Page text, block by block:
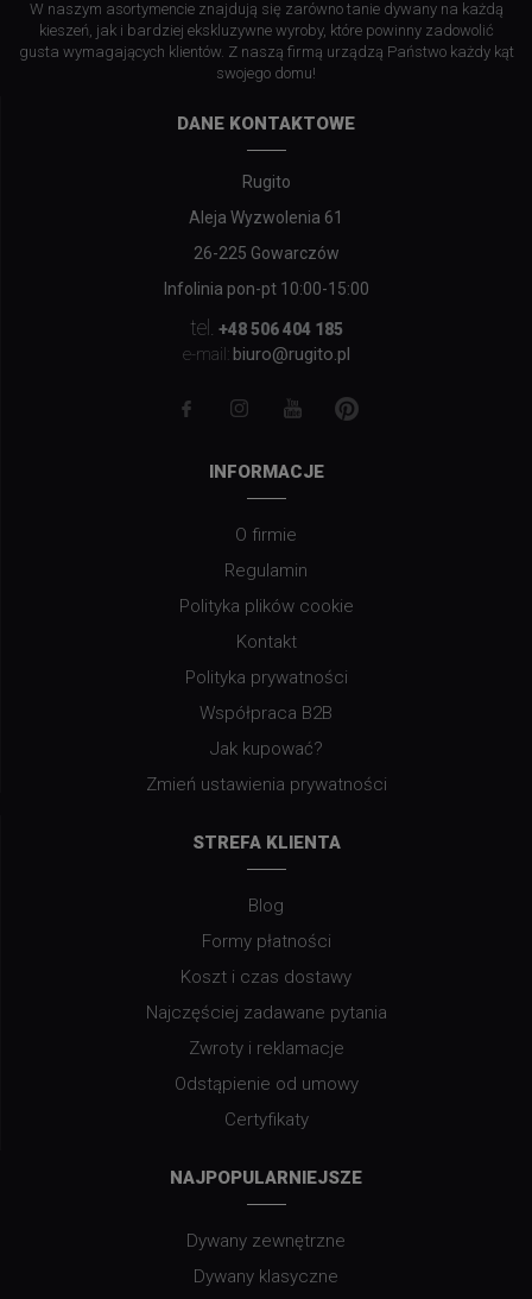
W naszym asortymencie znajdują się zarówno tanie dywany na każdą
kieszeń, jak i bardziej ekskluzywne wyroby, które powinny zadowolić
gusta wymagających klientów. Z naszą firmą urządzą Państwo każdy kąt
swojego domu!
DANE KONTAKTOWE
Rugito
Aleja Wyzwolenia 61
26-225 Gowarczów
Infolinia pon-pt 10:00-15:00
tel. +48 506 404 185
e-mail: biuro@rugito.pl
INFORMACJE
O firmie
Regulamin
Polityka plików cookie
Kontakt
Polityka prywatności
Współpraca B2B
Jak kupować?
Zmień ustawienia prywatności
STREFA KLIENTA
Blog
Formy płatności
Koszt i czas dostawy
Najczęściej zadawane pytania
Zwroty i reklamacje
Odstąpienie od umowy
Certyfikaty
NAJPOPULARNIEJSZE
Dywany zewnętrzne
Dywany klasyczne